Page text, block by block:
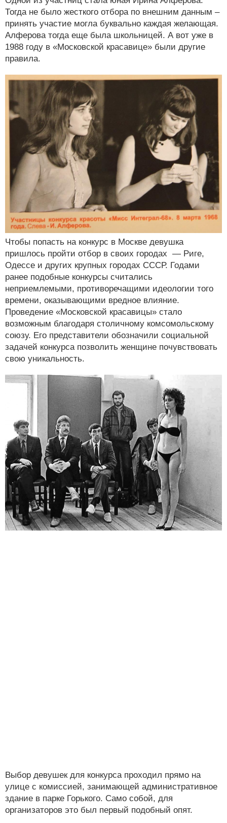
Тогда не было жесткого отбора по внешним данным –
принять участие могла буквально каждая желающая.
Алферова тогда еще была школьницей. А вот уже в
1988 году в «Московской красавице» были другие
правила.
Чтобы попасть на конкурс в Москве девушка
пришлось пройти отбор в своих городах — Риге,
Одессе и других крупных городах СССР. Годами
ранее подобные конкурсы считались
неприемлемыми, противоречащими идеологии того
времени, оказывающими вредное влияние.
Проведение «Московской красавицы» стало
возможным благодаря столичному комсомольскому
союзу. Его представители обозначили социальной
задачей конкурса позволить женщине почувствовать
свою уникальность.
Выбор девушек для конкурса проходил прямо на
улице с комиссией, занимающей административное
здание в парке Горького. Само собой, для
организаторов это был первый подобный опят.